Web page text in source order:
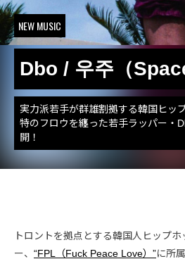
NEW MUSIC
Dbo / 우주（
実力派若手が群雄割拠する韓国ヒッ
特のフロウを纏った若手ラッパー・
開！
トロントを拠点とする韓国人ヒップ
ー、 “FPL（Fuck Peace Love）”に所